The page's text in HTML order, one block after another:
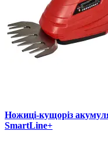
Ножиці-кущоріз
SmartLine+